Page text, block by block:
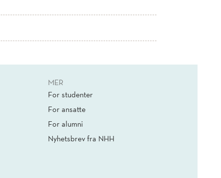
MER
For studenter
For ansatte
For alumni
Nyhetsbrev fra NHH